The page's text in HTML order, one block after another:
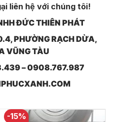
liên hệ với chúng tôi!
ĐỨC THIÊN PHÁT
PHƯỜNG RẠCH DỪA,
VŨNG TÀU
– 0908.767.987
-15%